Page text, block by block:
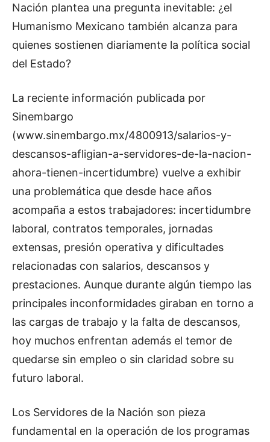
Nación plantea una pregunta inevitable: ¿el
Humanismo Mexicano también alcanza para
quienes sostienen diariamente la política social
del Estado?
La reciente información publicada por
Sinembargo
(www.sinembargo.mx/4800913/salarios-y-
descansos-afligian-a-servidores-de-la-nacion-
ahora-tienen-incertidumbre) vuelve a exhibir
una problemática que desde hace años
acompaña a estos trabajadores: incertidumbre
laboral, contratos temporales, jornadas
extensas, presión operativa y dificultades
relacionadas con salarios, descansos y
prestaciones. Aunque durante algún tiempo las
principales inconformidades giraban en torno a
las cargas de trabajo y la falta de descansos,
hoy muchos enfrentan además el temor de
quedarse sin empleo o sin claridad sobre su
futuro laboral.
Los Servidores de la Nación son pieza
fundamental en la operación de los programas